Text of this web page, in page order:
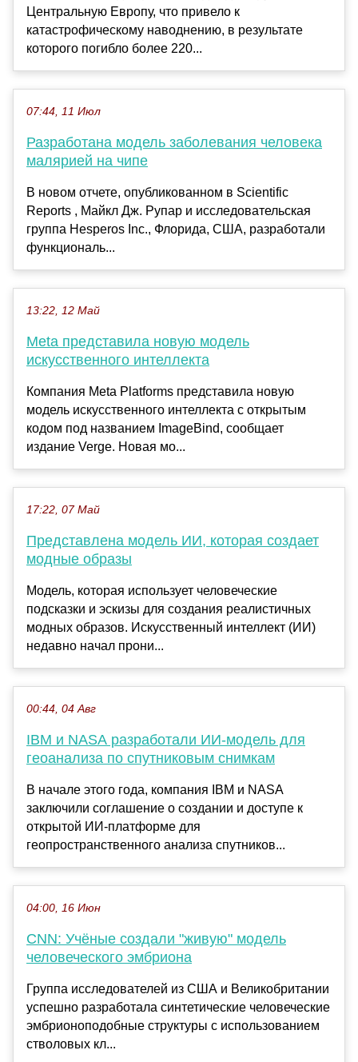
Центральную Европу, что привело к
катастрофическому наводнению, в результате
которого погибло более 220...
07:44, 11 Июл
Разработана модель заболевания человека
малярией на чипе
В новом отчете, опубликованном в Scientific
Reports , Майкл Дж. Рупар и исследовательская
группа Hesperos Inc., Флорида, США, разработали
функциональ...
13:22, 12 Май
Meta представила новую модель
искусственного интеллекта
Компания Meta Platforms представила новую
модель искусственного интеллекта с открытым
кодом под названием ImageBind, сообщает
издание Verge. Новая мо...
17:22, 07 Май
Представлена модель ИИ, которая создает
модные образы
Модель, которая использует человеческие
подсказки и эскизы для создания реалистичных
модных образов. Искусственный интеллект (ИИ)
недавно начал прони...
00:44, 04 Авг
IBM и NASA разработали ИИ-модель для
геоанализа по спутниковым снимкам
В начале этого года, компания IBM и NASA
заключили соглашение о создании и доступе к
открытой ИИ-платформе для
геопространственного анализа спутников...
04:00, 16 Июн
CNN: Учёные создали "живую" модель
человеческого эмбриона
Группа исследователей из США и Великобритании
успешно разработала синтетические человеческие
эмбрионоподобные структуры с использованием
стволовых кл...